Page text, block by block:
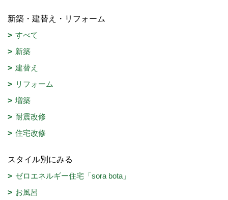
新築・建替え・リフォーム
すべて
新築
建替え
リフォーム
増築
耐震改修
住宅改修
スタイル別にみる
ゼロエネルギー住宅「sora bota」
お風呂